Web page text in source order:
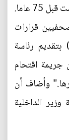
لمقرها يمثل سابقة لم تحدث منذ أن تأسست قبل 75 عاما.
قرارات
بتقديم رئاسة
جريمة اقتحام
وأضاف أن
الداخلية